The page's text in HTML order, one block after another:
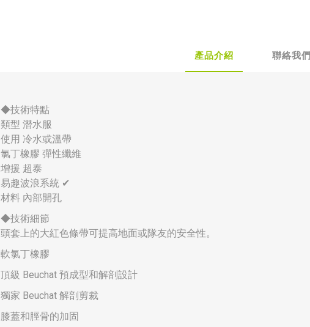
產品介紹 聯絡我們
◆技術特點
類型 潛水服
使用 冷水或溫帶
氯丁橡膠 彈性纖維
增援 超泰
易趣波浪系統 ✔
材料 內部開孔
◆技術細節
頭套上的大紅色條帶可提高地面或隊友的安全性。
軟氯丁橡膠
頂級 Beuchat 預成型和解剖設計
獨家 Beuchat 解剖剪裁
膝蓋和脛骨的加固